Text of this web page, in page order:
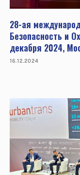
28-ая
Безопасность и
декабря 2024,
16.12.2024